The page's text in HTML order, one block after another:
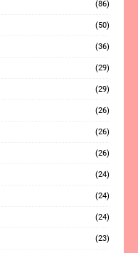
(86)
(50)
(36)
(29)
(29)
(26)
(26)
(26)
(24)
(24)
(24)
(23)